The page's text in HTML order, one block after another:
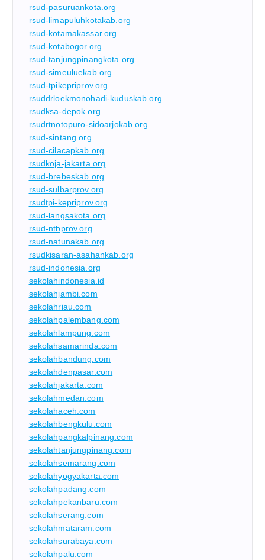
rsud-pasuruankota.org
rsud-limapuluhkotakab.org
rsud-kotamakassar.org
rsud-kotabogor.org
rsud-tanjungpinangkota.org
rsud-simeuluekab.org
rsud-tpikepriprov.org
rsuddrloekmonohadi-kuduskab.org
rsudksa-depok.org
rsudrtnotopuro-sidoarjokab.org
rsud-sintang.org
rsud-cilacapkab.org
rsudkoja-jakarta.org
rsud-brebeskab.org
rsud-sulbarprov.org
rsudtpi-kepriprov.org
rsud-langsakota.org
rsud-ntbprov.org
rsud-natunakab.org
rsudkisaran-asahankab.org
rsud-indonesia.org
sekolahindonesia.id
sekolahjambi.com
sekolahriau.com
sekolahpalembang.com
sekolahlampung.com
sekolahsamarinda.com
sekolahbandung.com
sekolahdenpasar.com
sekolahjakarta.com
sekolahmedan.com
sekolahaceh.com
sekolahbengkulu.com
sekolahpangkalpinang.com
sekolahtanjungpinang.com
sekolahsemarang.com
sekolahyogyakarta.com
sekolahpadang.com
sekolahpekanbaru.com
sekolahserang.com
sekolahmataram.com
sekolahsurabaya.com
sekolahpalu.com